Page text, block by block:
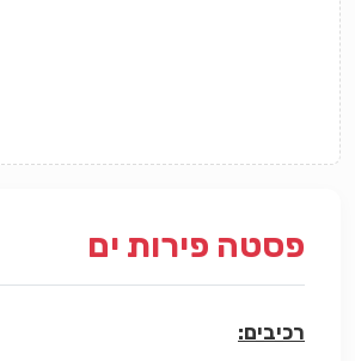
פסטה פירות ים
רכיבים: